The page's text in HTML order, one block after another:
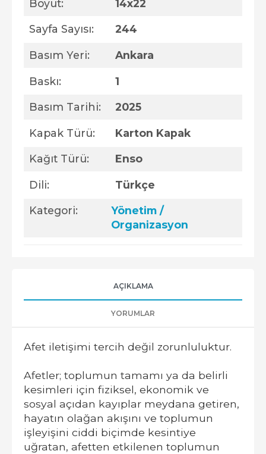
Boyut: 14x22
Sayfa Sayısı: 244
Basım Yeri: Ankara
Baskı: 1
Basım Tarihi: 2025
Kapak Türü: Karton Kapak
Kağıt Türü: Enso
Dili: Türkçe
Kategori:
Yönetim /
Organizasyon
AÇIKLAMA
YORUMLAR
Afet iletişimi tercih değil zorunluluktur.
Afetler; toplumun tamamı ya da belirli
kesimleri için fiziksel, ekonomik ve
sosyal açıdan kayıplar meydana getiren,
hayatın olağan akışını ve toplumun
işleyişini ciddi biçimde kesintiye
uğratan, afetten etkilenen toplumun